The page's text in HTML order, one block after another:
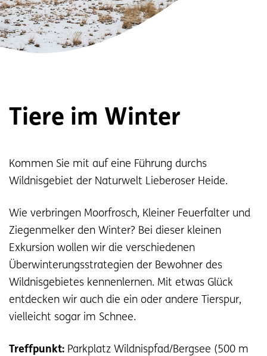
Tiere im Winter
Kommen Sie mit auf eine Führung durchs
Wildnisgebiet der Naturwelt Lieberoser Heide.
Wie verbringen Moorfrosch, Kleiner Feuerfalter und
Ziegenmelker den Winter? Bei dieser kleinen
Exkursion wollen wir die verschiedenen
Überwinterungsstrategien der Bewohner des
Wildnisgebietes kennenlernen. Mit etwas Glück
entdecken wir auch die ein oder andere Tierspur,
vielleicht sogar im Schnee.
Treffpunkt: Parkplatz Wildnispfad/Bergsee (500 m